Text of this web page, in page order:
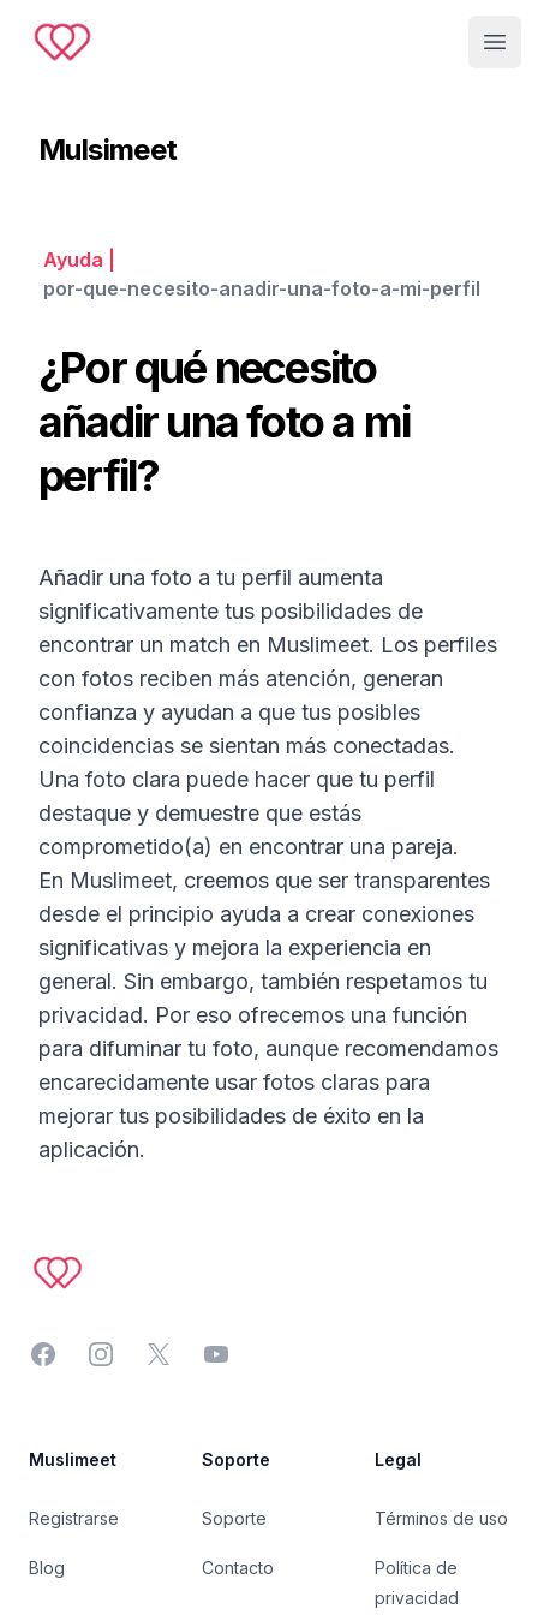
Muslimeet
Mulsimeet
Ayuda
por-que-necesito-anadir-una-foto-a-mi-perfil
¿Por qué necesito
añadir una foto a mi
perfil?
Añadir una foto a tu perfil aumenta
significativamente tus posibilidades de
encontrar un match en Muslimeet. Los perfiles
con fotos reciben más atención, generan
confianza y ayudan a que tus posibles
coincidencias se sientan más conectadas.
Una foto clara puede hacer que tu perfil
destaque y demuestre que estás
comprometido(a) en encontrar una pareja.
En Muslimeet, creemos que ser transparentes
desde el principio ayuda a crear conexiones
significativas y mejora la experiencia en
general. Sin embargo, también respetamos tu
privacidad. Por eso ofrecemos una función
para difuminar tu foto, aunque recomendamos
encarecidamente usar fotos claras para
mejorar tus posibilidades de éxito en la
aplicación.
FacebookInstagramTwitterYouTube
Muslimeet
Registrarse
Blog
Soporte
Soporte
Contacto
Legal
Términos de uso
Política de
privacidad